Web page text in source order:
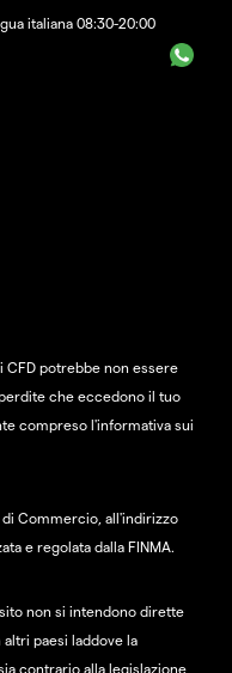
italiana 08:30-20:00
CFD potrebbe non essere
che eccedono il tuo
compreso l'informativa sui
di Commercio, all'indirizzo
e regolata dalla FINMA.
non si intendono dirette
paesi laddove la
contrario alla legislazione